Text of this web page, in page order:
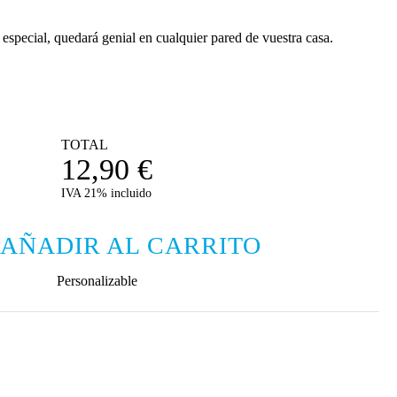
quedará genial en cualquier pared de vuestra casa.
TOTAL
12,90 €
IVA 21% incluido
AÑADIR AL CARRITO
Personalizable